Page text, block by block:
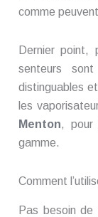
comme
Dernier point,
senteurs
distinguables
les
Menton, pour
gamme.
Comment
Pas besoin de